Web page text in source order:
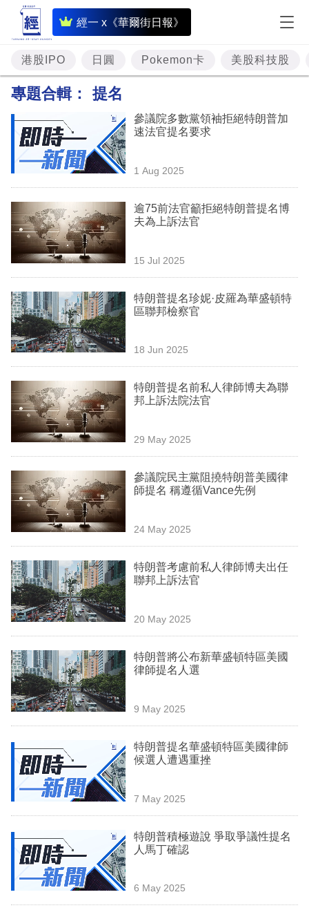
經一 x《華爾街日報》
即
時
財
經
投
資
樓
市
理
商
業
科
技
職
場
生
時
事
欄
訂
閱
區
港股IPO 日圓 Pokemon卡 美股科技股
專題合輯： 提名
參議院多數黨領袖拒絕特朗普加
速法官提名要求
1 Aug 2025
逾75前法官籲拒絕特朗普提名博
夫為上訴法官
15 Jul 2025
特朗普提名珍妮·皮羅為華盛頓特
區聯邦檢察官
18 Jun 2025
特朗普提名前私人律師博夫為聯
邦上訴法院法官
29 May 2025
參議院民主黨阻撓特朗普美國律
師提名 稱遵循Vance先例
24 May 2025
特朗普考慮前私人律師博夫出任
聯邦上訴法官
20 May 2025
特朗普將公布新華盛頓特區美國
律師提名人選
9 May 2025
特朗普提名華盛頓特區美國律師
候選人遭遇重挫
7 May 2025
特朗普積極遊說 爭取爭議性提名
人馬丁確認
6 May 2025